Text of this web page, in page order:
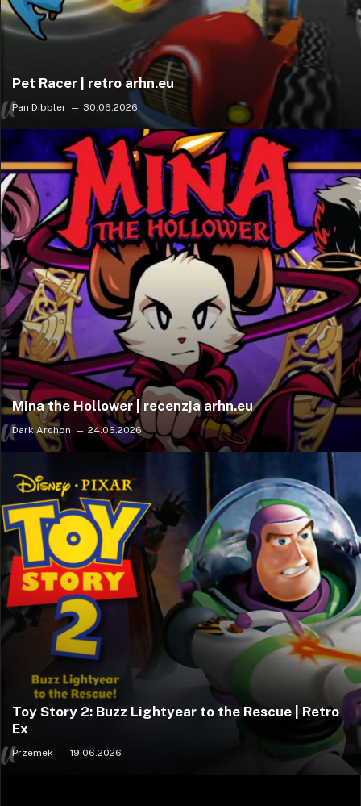
Pet Racer | retro arhn.eu
Pan Dibbler 30.06.2026
Mina the Hollower | recenzja arhn.eu
Dark Archon 24.06.2026
Toy Story 2: Buzz Lightyear to the Rescue | Retro
Ex
Przemek 19.06.2026